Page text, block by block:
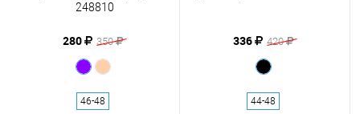
248810
280 350
46-48
336 420
44-48